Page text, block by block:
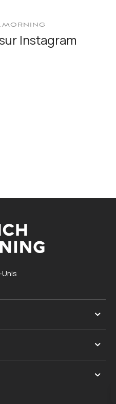
Instagram